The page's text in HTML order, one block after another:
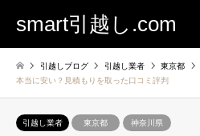
smart引越し.com
引越しブログ 引越し業者 東京都
本当に安い？見積もりを取った口コミ評判
引越し業者 東京都 神奈川県